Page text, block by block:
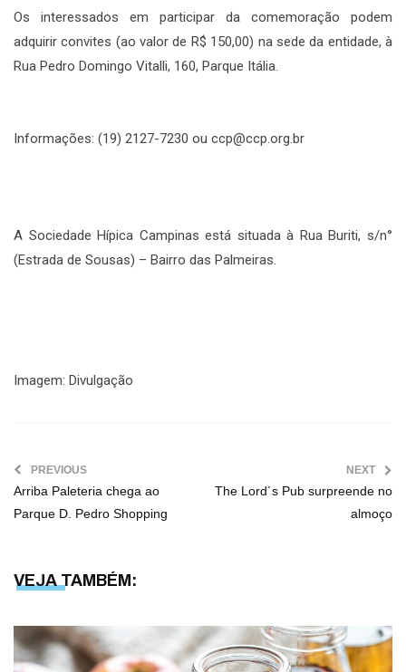
Os interessados em participar da comemoração podem
adquirir convites (ao valor de R$ 150,00) na sede da entidade, à
Rua Pedro Domingo Vitalli, 160, Parque Itália.
Informações: (19) 2127-7230 ou ccp@ccp.org.br
A Sociedade Hípica Campinas está situada à Rua Buriti, s/n°
(Estrada de Sousas) – Bairro das Palmeiras.
Imagem: Divulgação
PREVIOUS
Arriba Paleteria chega ao
Parque D. Pedro Shopping
NEXT
The Lord´s Pub surpreende no
almoço
VEJA TAMBÉM: